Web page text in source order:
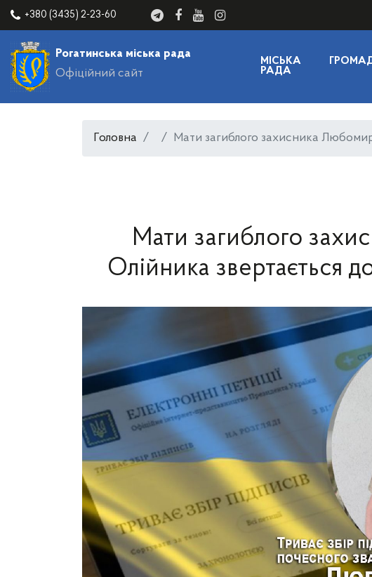
+380 (3435) 2-23-60
Рогатинська міська рада
Офіційний сайт
МІСЬКА
РАДА
Головна Мати загиблого захисника
Мати загиблого
Олійника звертається